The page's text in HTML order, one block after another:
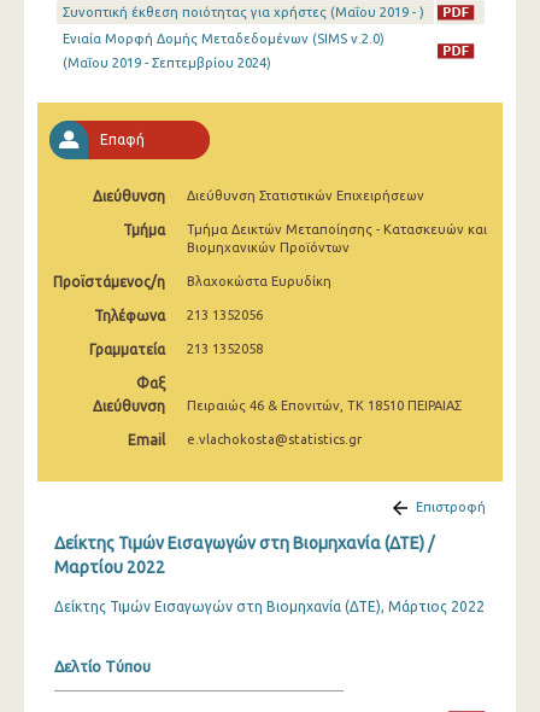
Ιουνίου 2025
Μαΐου 2025
Απριλίου 2025
Μαρτίου 2025
Φεβρουαρίου 2025
Ιανουαρίου 2025
Δεκεμβρίου 2024
Νοεμβρίου 2024
Οκτωβρίου 2024
Σεπτεμβρίου 2024
Αυγούστου 2024
Ιουνίου 2024
Μαρτίου 2024
Συνοπτική έκθεση ποιότητας για χρήστες (Μαΐου 2019 - )
Ενιαία Μορφή Δομής Μεταδεδομένων (SIMS v.2.0)
(Μαΐου 2019 - Σεπτεμβρίου 2024)
Επαφή
Διεύθυνση Διεύθυνση Στατιστικών Επιχειρήσεων
Τμήμα
Τμήμα Δεικτών Μεταποίησης - Κατασκευών και
Βιομηχανικών Προϊόντων
Προϊστάμενος/η Βλαχοκώστα Ευρυδίκη
Τηλέφωνα 213 1352056
Γραμματεία 213 1352058
Φαξ
Διεύθυνση
Πειραιώς 46 & Επονιτών, ΤΚ 18510 ΠΕΙΡΑΙΑΣ
Email e.vlachokosta@statistics.gr
Επιστροφή
Δείκτης Τιμών Εισαγωγών στη Βιομηχανία (ΔΤΕ) /
Μαρτίου 2022
Δείκτης Τιμών Εισαγωγών στη Βιομηχανία (ΔΤΕ), Μάρτιος 2022
Δελτίο Τύπου